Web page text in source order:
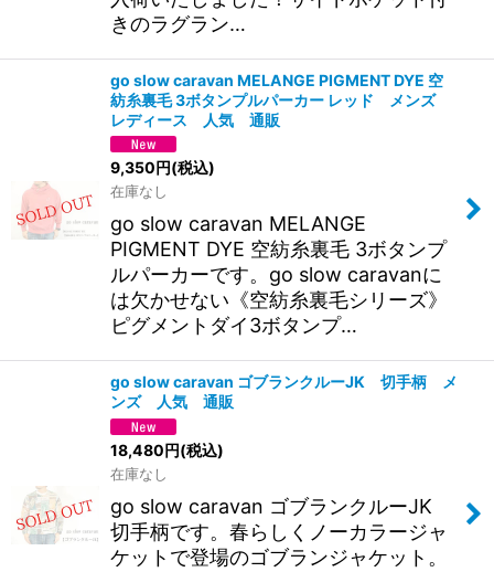
きのラグラン…
go slow caravan MELANGE PIGMENT DYE 空
紡糸裏毛 3ボタンプルパーカー レッド メンズ
レディース 人気 通販
9,350 円(税込)
在庫なし
go slow caravan MELANGE
PIGMENT DYE 空紡糸裏毛 3ボタンプ
ルパーカーです。go slow caravanに
は欠かせない《空紡糸裏毛シリーズ》
ピグメントダイ3ボタンプ…
go slow caravan ゴブランクルーJK 切手柄 メ
ンズ 人気 通販
18,480円(税込)
在庫なし
go slow caravan ゴブランクルーJK
切手柄です。春らしくノーカラージャ
ケットで登場のゴブランジャケット。